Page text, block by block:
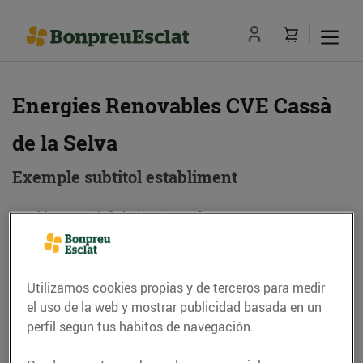
Energies Renovables CVE Cassà
de la Selva
Exemple subtitol establiment
establiment.titleSub.descripcio.0
Dirección Cómo llegar
Pg. del Ferrocarril, cant. C. Germà Agustí
(17244) Cassà de la Selva
Utilizamos cookies propias y de terceros para medir
el uso de la web y mostrar publicidad basada en un
perfil según tus hábitos de navegación.